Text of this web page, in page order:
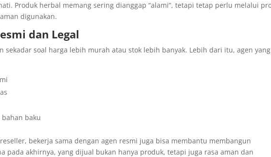
Produk herbal memang sering dianggap “alami”, tetapi tetap perlu melalui
digunakan.
dan Legal
sekadar soal harga lebih murah atau stok lebih banyak. Lebih dari itu, agen yang
baku
bekerja sama dengan agen resmi juga bisa membantu membangun
pada akhirnya, yang dijual bukan hanya produk, tetapi juga rasa aman dan